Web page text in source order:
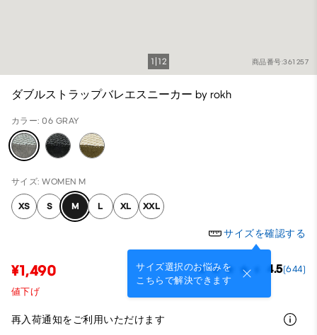
商品番号:361257
1 12
ダブルストラップバレエスニーカー by rokh
カラー: 06 GRAY
サイズ: WOMEN M
XS S M L XL XXL
サイズを確認する
サイズ選択のお悩みを
こちらで解決できます
¥1,490 4.5(644)
値下げ
再入荷通知をご利用いただけます